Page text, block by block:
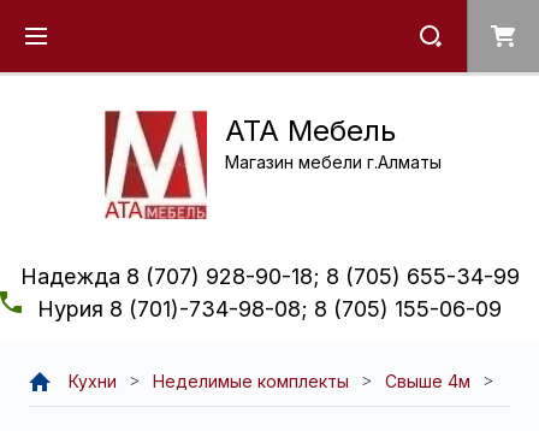
ATA Мебель
Магазин мебели г.Алматы
Надежда 8 (707) 928-90-18; 8 (705) 655-34-99
Нурия 8 (701)-734-98-08; 8 (705) 155-06-09
Кухни Неделимые комплекты Свыше 4м